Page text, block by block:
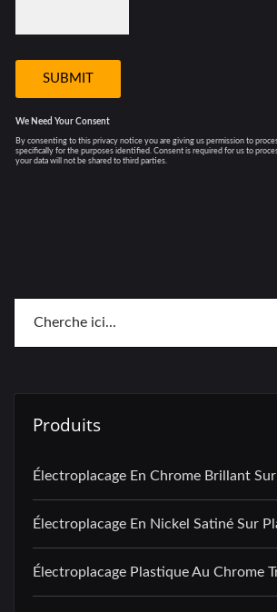
Produits
Électroplacage En Chrome Brillant
Électroplacage En Nickel Satiné Sur
Électroplacage Plastique Au Chrome